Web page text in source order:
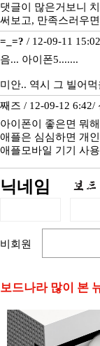
댓글이 많은거보니
써보고, 만족스러우
=_=? / 12-09-11
음... 아이폰5.......
미안.. 역시 그 빌어
째즈 / 12-09-12 6:42/
아이폰이 좋은면 뭐
애플은 심심하면 개
애플모바일 기기 사
닉네임
비회원
보드나라 많이 본